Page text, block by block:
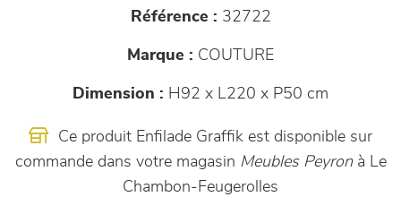
Référence : 32722
Marque : COUTURE
Dimension : H92 x L220 x P50 cm
Ce produit Enfilade Graffik est disponible sur
commande dans votre magasin Meubles Peyronà Le
Chambon-Feugerolles